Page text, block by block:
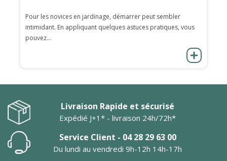
Pour les novices en jardinage, démarrer peut sembler
intimidant. En appliquant quelques astuces pratiques, vous
pouvez...
Livraison Rapide et sécurisé
Expédié J+1* - livraison 24h/72h*
Service Client - 04 28 29 63 00
Du lundi au vendredi 9h-12h 14h-17h